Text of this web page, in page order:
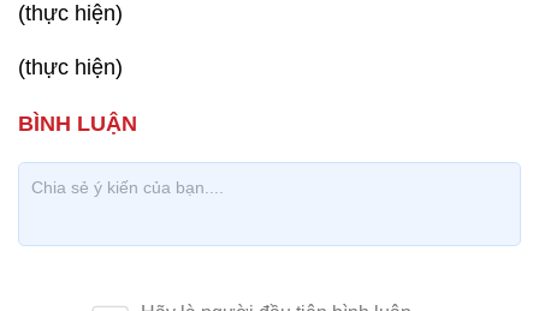
(thực hiện)
(thực hiện)